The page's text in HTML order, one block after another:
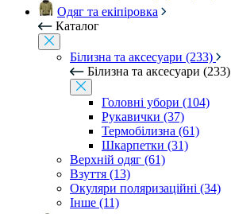
Одяг та екіпіровка
Каталог
Білизна та аксесуари (233)
Білизна та аксесуари (233)
Головні убори (104)
Рукавички (37)
Термобілизна (61)
Шкарпетки (31)
Верхній одяг (61)
Взуття (13)
Окуляри поляризаційні (34)
Інше (11)